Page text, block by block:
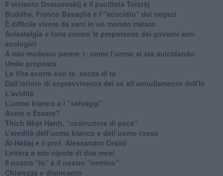
​Il violento Dostoevskij e il pacifista Tolstòj
​Buddha, Franco Basaglia e l’”ecocidio” dei negazi
​È difficile vivere da sani in un mondo malato
Solastalgia e lotta contro le prepotenze dei governi anti-
ecologici
​A mio modesto parere 1: come l’uomo si sta suicidando
​Umile proposta
​La Vita scorre con te, senza di te
​Dall’istinto di sopravvivenza del sé all’annullamento dell'io
L'avidità
​L’uomo bianco e i “selvaggi”
​Avere o Essere?
​Thich Nhat Hanh, “costruttore di pace“
​L’eredità dell’uomo bianco e dell’uomo rosso
Al-Hallaj e il prof. Alessandro Orsini
​Lettera a mio nipote di due mesi
​Il nostro “Io” è il nostro “nemico”
​Chiarezza e disincanto